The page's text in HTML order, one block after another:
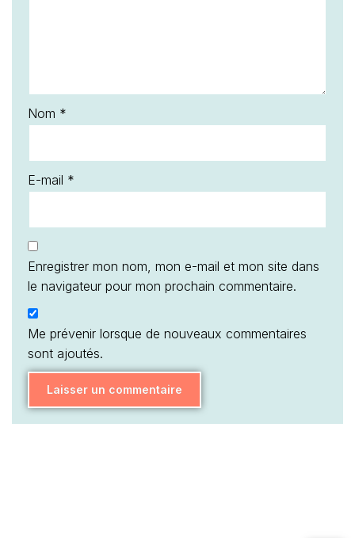
Nom *
E-mail *
Enregistrer mon nom, mon e-mail et mon site dans
le navigateur pour mon prochain commentaire.
Me prévenir lorsque de nouveaux commentaires
sont ajoutés.